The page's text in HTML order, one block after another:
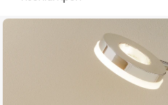
Zum